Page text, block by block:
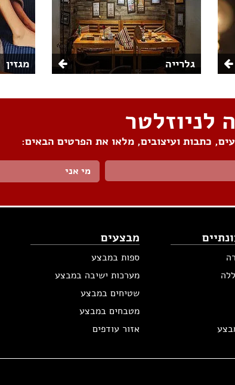
גלרייה מגזין
לניוזלטר
כתבות ועיצובים, מלאו את הפרטים הבאים:
מי אני
מבצעים
ספות במבצע
מערכות ישיבה במבצע
שטיחים במבצע
מטבחים במבצע
אזור עודפים